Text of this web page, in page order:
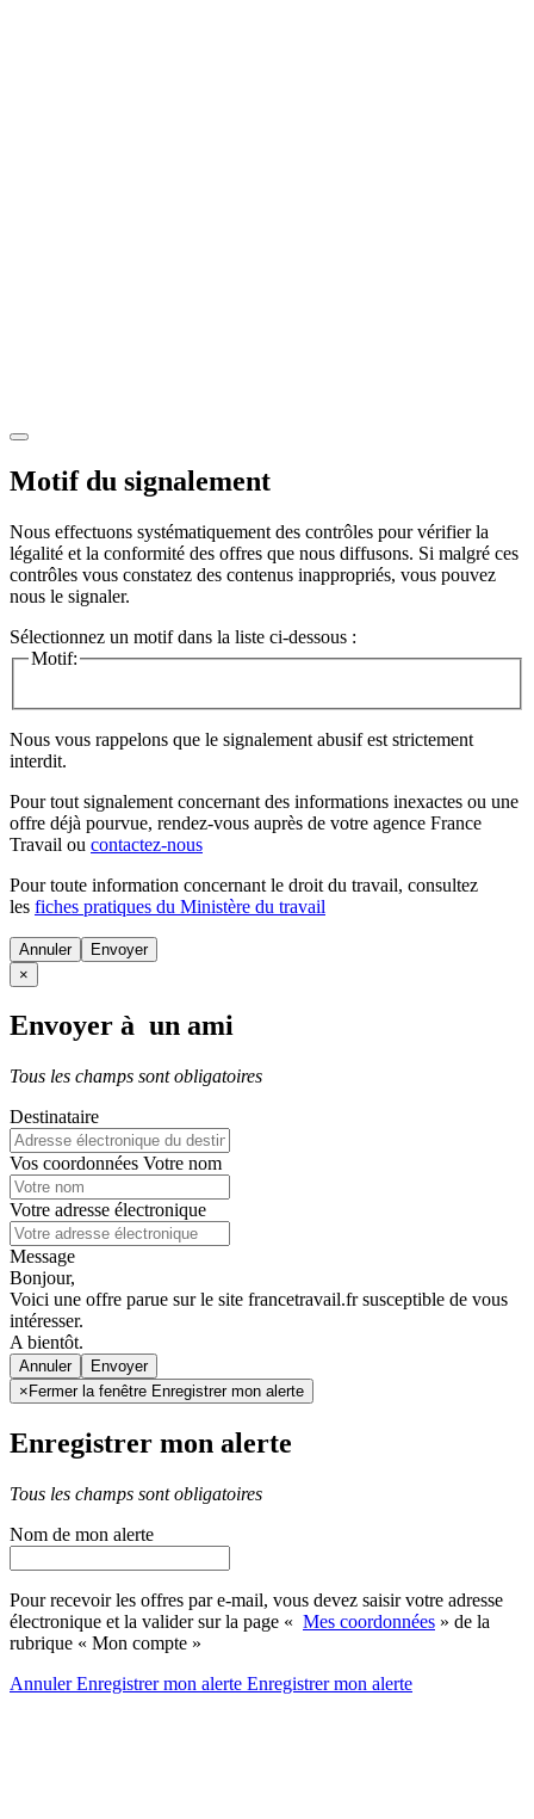
Motif du signalement
Nous effectuons systématiquement des contrôles pour vérifier la
légalité et la conformité des offres que nous diffusons. Si malgré ces
contrôles vous constatez des contenus inappropriés, vous pouvez
nous le signaler.
Sélectionnez un motif dans la liste ci-dessous :
Motif:
Nous vous rappelons que le signalement abusif est strictement
interdit.
Pour tout signalement concernant des informations inexactes ou une
offre déjà pourvue, rendez-vous auprès de votre agence France
Travail ou contactez-nous
Pour toute information concernant le droit du travail, consultez
les fiches pratiques du Ministère du travail
Annuler
×
Envoyer à un ami
Tous les champs sont obligatoires
Destinataire
Vos coordonnées Votre nom
Votre adresse électronique
Message
Bonjour,
Voici une offre parue sur le site francetravail.fr susceptible de vous
intéresser.
A bientôt.
Annuler
× Fermer la fenêtre Enregistrer mon alerte
Enregistrer mon alerte
Tous les champs sont obligatoires
Nom de mon alerte
Pour recevoir les offres par e-mail, vous devez saisir votre adresse
électronique et la valider sur la page « Mes coordonnées » de la
rubrique « Mon compte »
AnnulerEnregistrer mon alerte Enregistrermon alerte